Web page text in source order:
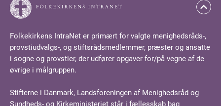
Folkekirkens IntraNet er primært for valgte menighedsråds-,
provstiudvalgs-, og stiftsrådsmedlemmer, præster og ansatte
i sogne og provstier, der udfører opgaver for/på vegne af de
øvrige i målgruppen.
Stifterne i Danmark, Landsforeningen af Menighedsråd og
Sundheds- og Kirkeministeriet står i fællesskab bag